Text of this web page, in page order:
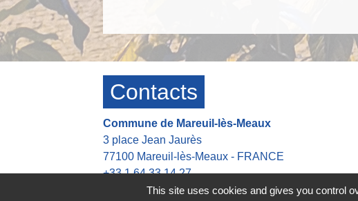
Contacts
Commune de Mareuil-lès-Meaux
3 place Jean Jaurès
77100 Mareuil-lès-Meaux - FRANCE
+33 1 64 33 14 27
Contact par formulaire
This site uses cookies and gives you control